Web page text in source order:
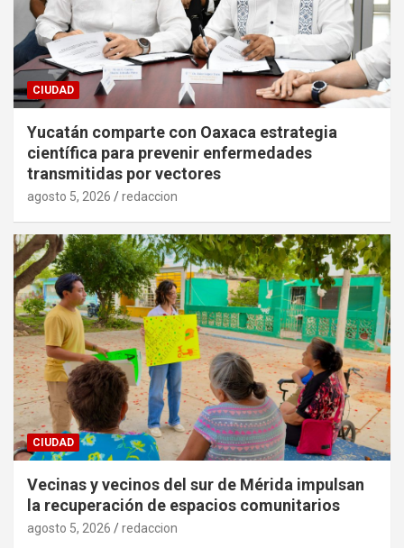
CIUDAD
Yucatán comparte con Oaxaca estrategia
científica para prevenir enfermedades
transmitidas por vectores
agosto 5, 2026 redaccion
CIUDAD
Vecinas y vecinos del sur de Mérida impulsan
la recuperación de espacios comunitarios
agosto 5, 2026 redaccion